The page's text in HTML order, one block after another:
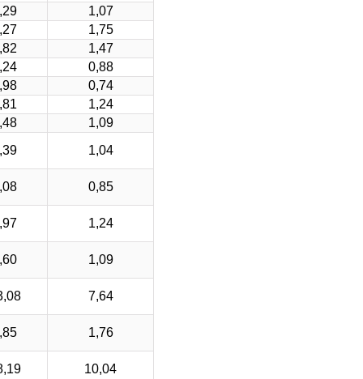
1,07
1,75
1,47
0,88
0,74
1,24
1,09
1,04
0,85
1,24
1,09
7,64
1,76
10,04